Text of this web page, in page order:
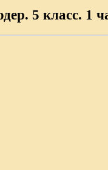
5 класс. 1